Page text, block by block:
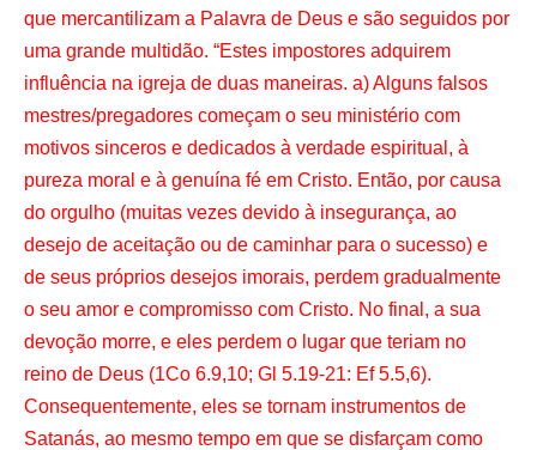
que mercantilizam a Palavra de Deus e são seguidos por
uma grande multidão. “Estes impostores adquirem
influência na igreja de duas maneiras. a) Alguns falsos
mestres/pregadores começam o seu ministério com
motivos sinceros e dedicados à verdade espiritual, à
pureza moral e à genuína fé em Cristo. Então, por causa
do orgulho (muitas vezes devido à insegurança, ao
desejo de aceitação ou de caminhar para o sucesso) e
de seus próprios desejos imorais, perdem gradualmente
o seu amor e compromisso com Cristo. No final, a sua
devoção morre, e eles perdem o lugar que teriam no
reino de Deus (1Co 6.9,10; Gl 5.19-21: Ef 5.5,6).
Consequentemente, eles se tornam instrumentos de
Satanás, ao mesmo tempo em que se disfarçam como